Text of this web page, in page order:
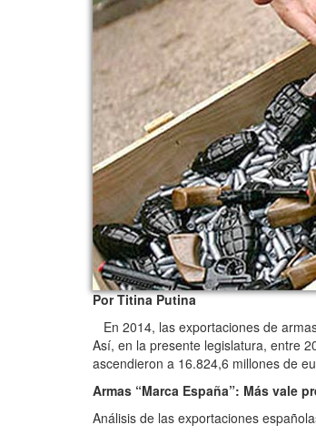
Por Titina Putina
En 2014, las exportaciones de
Así, en la presente legislatura, entre
ascendieron a 16.824,6 millones de
Armas “Marca España”: Más vale
Análisis de las exportaciones